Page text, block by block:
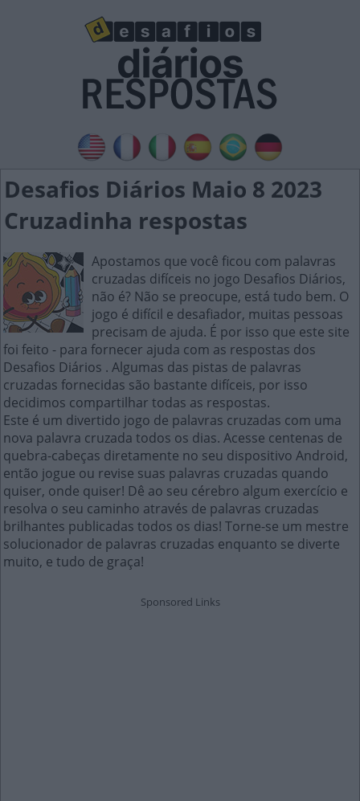
Desafios Diários Maio 8 2023
Cruzadinha respostas
Apostamos que você ficou com palavras
cruzadas difíceis no jogo Desafios Diários,
não é? Não se preocupe, está tudo bem. O
jogo é difícil e desafiador, muitas pessoas
precisam de ajuda. É por isso que este site
foi feito - para fornecer ajuda com as respostas dos
Desafios Diários . Algumas das pistas de palavras
cruzadas fornecidas são bastante difíceis, por isso
decidimos compartilhar todas as respostas.
Este é um divertido jogo de palavras cruzadas com uma
nova palavra cruzada todos os dias. Acesse centenas de
quebra-cabeças diretamente no seu dispositivo Android,
então jogue ou revise suas palavras cruzadas quando
quiser, onde quiser! Dê ao seu cérebro algum exercício e
resolva o seu caminho através de palavras cruzadas
brilhantes publicadas todos os dias! Torne-se um mestre
solucionador de palavras cruzadas enquanto se diverte
muito, e tudo de graça!